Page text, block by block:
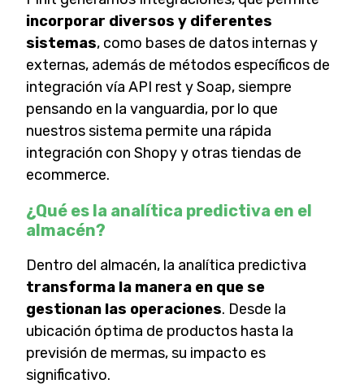
incorporar diversos y diferentes
sistemas, como bases de datos internas y
externas, además de métodos específicos de
integración vía API rest y Soap, siempre
pensando en la vanguardia, por lo que
nuestros sistema permite una rápida
integración con Shopy y otras tiendas de
ecommerce.
¿Qué es la analítica predictiva en el
almacén?
Dentro del almacén, la analítica predictiva
transforma la manera en que se
gestionan las operaciones. Desde la
ubicación óptima de productos hasta la
previsión de mermas, su impacto es
significativo.